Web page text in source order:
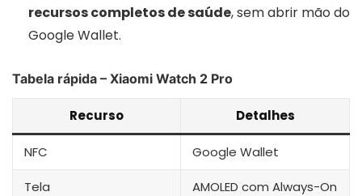
recursos completos de saúde, sem abrir mão do
Google Wallet.
Tabela rápida – Xiaomi Watch 2 Pro
Recurso Detalhes
NFC Google Wallet
Tela AMOLED com Always-On